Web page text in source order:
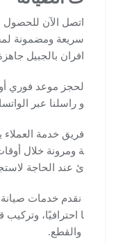
اتصل الآن
سريعة ومضمونة
افران بالجبيل
و راسلنا عبر
فريق خدمة
ة ومرونة خلال
ئ عند الحاجة
نقدم خدمات
ا احترافيًا،
والقطع.